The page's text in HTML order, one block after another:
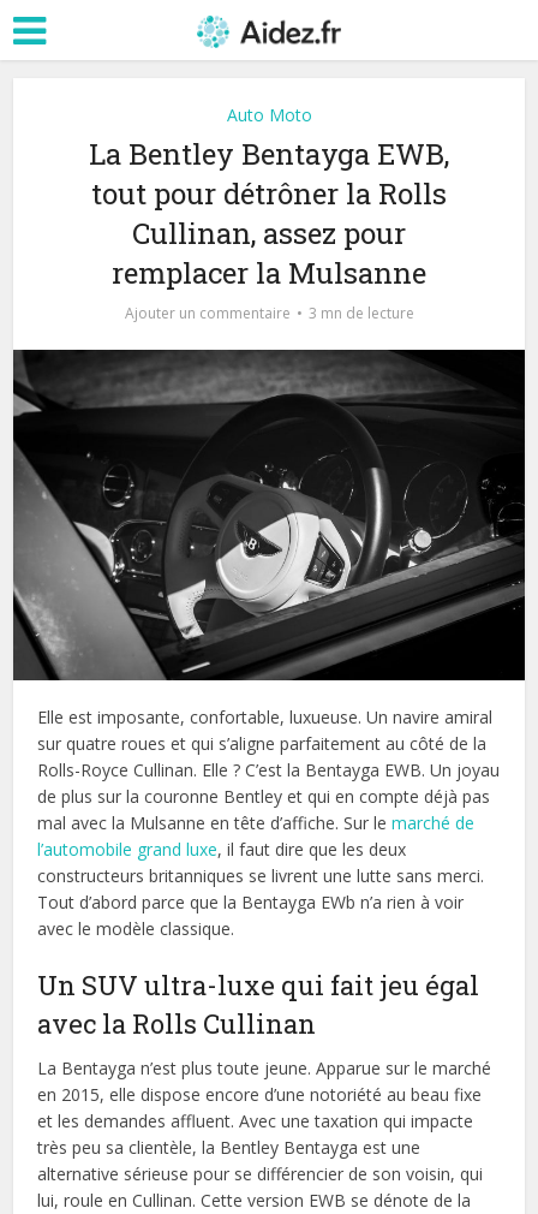
Auto Moto
La Bentley Bentayga EWB,
tout pour détrôner la Rolls
Cullinan, assez pour
remplacer la Mulsanne
Ajouter un commentaire 3 mn de lecture
Elle est imposante, confortable, luxueuse. Un navire amiral
sur quatre roues et qui s’aligne parfaitement au côté de la
Rolls-Royce Cullinan. Elle ? C’est la Bentayga EWB. Un joyau
de plus sur la couronne Bentley et qui en compte déjà pas
mal avec la Mulsanne en tête d’affiche. Sur lemarché de
l’automobile grand luxe, il faut dire que les deux
constructeurs britanniques se livrent une lutte sans merci.
Tout d’abord parce que la Bentayga EWb n’a rien à voir
avec le modèle classique.
Un SUV ultra-luxe qui fait jeu égal
avec la Rolls Cullinan
La Bentayga n’est plus toute jeune. Apparue sur le marché
en 2015, elle dispose encore d’une notoriété au beau fixe
et les demandes affluent. Avec une taxation qui impacte
très peu sa clientèle, la Bentley Bentayga est une
alternative sérieuse pour se différencier de son voisin, qui
lui, roule en Cullinan. Cette version EWB se dénote de la